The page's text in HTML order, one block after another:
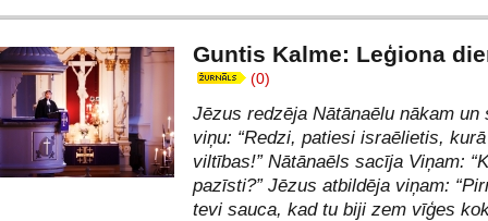
Guntis Kalme: Leģiona
(0)
Jēzus redzēja Nātānaēlu nākam un
viņu: “Redzi, patiesi israēlietis,
viltības!” Nātānaēls sacīja Viņam:
pazīsti?” Jēzus atbildēja viņam:
tevi sauca, kad tu biji zem vīģes